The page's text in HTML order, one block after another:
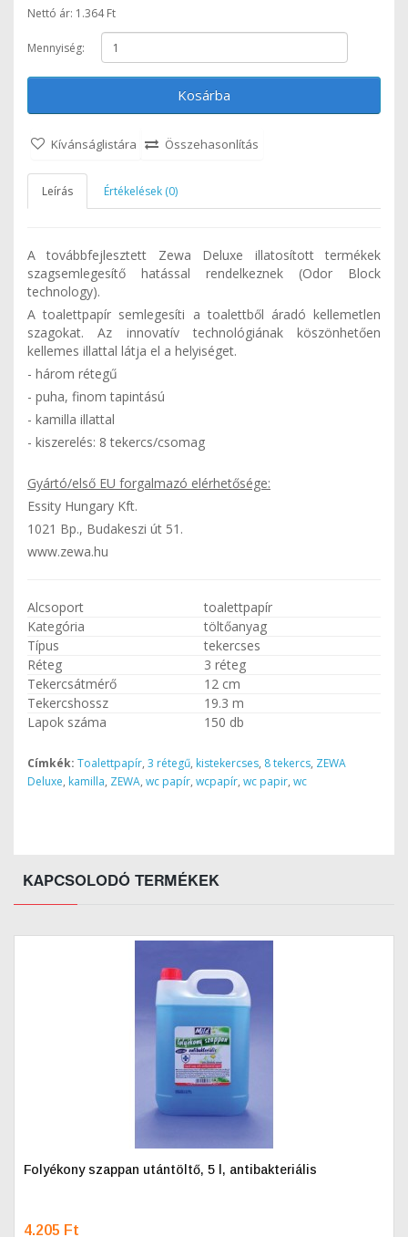
Nettó ár: 1.364 Ft
Mennyiség:
Kosárba
Kívánságlistára Összehasonlítás
Leírás Értékelések (0)
A továbbfejlesztett Zewa Deluxe illatosított termékek
szagsemlegesítő hatással rendelkeznek (Odor Block
technology).
A toalettpapír semlegesíti a toalettből áradó kellemetlen
szagokat. Az innovatív technológiának köszönhetően
kellemes illattal látja el a helyiséget.
- három rétegű
- puha, finom tapintású
- kamilla illattal
- kiszerelés: 8 tekercs/csomag
Gyártó/első EU forgalmazó elérhetősége:
Essity Hungary Kft.
1021 Bp., Budakeszi út 51.
www.zewa.hu
Alcsoport
toalettpapír
Kategória
töltőanyag
Típus
tekercses
Réteg
3 réteg
Tekercsátmérő
12 cm
Tekercshossz
19.3 m
Lapok száma
150 db
Címkék: Toalettpapír, 3 rétegű, kistekercses, 8 tekercs, ZEWA
Deluxe, kamilla, ZEWA, wc papír, wcpapír, wc papir, wc
KAPCSOLODÓ TERMÉKEK
Folyékony szappan utántöltő, 5 l, antibakteriális
4.205 Ft